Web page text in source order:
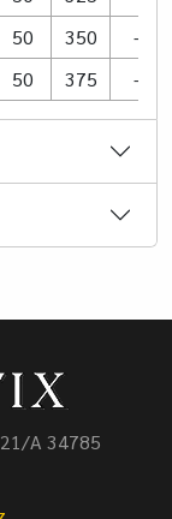
50 350
–
50 375 –
A 34785